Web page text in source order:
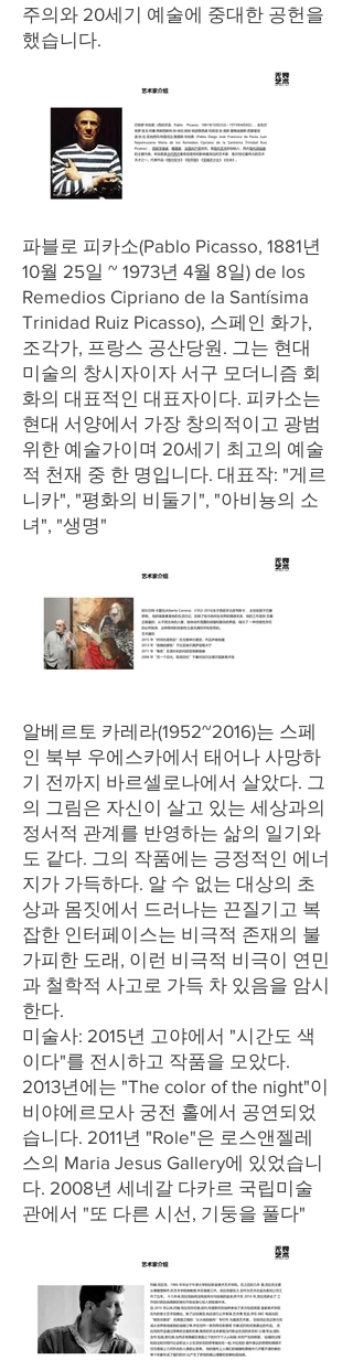
주의와 20세기 예술에 중대한 공헌을
했습니다.
파블로 피카소(Pablo Picasso, 1881년
10월 25일 ~ 1973년 4월 8일) de los
Remedios Cipriano de la Santísima
Trinidad Ruiz Picasso), 스페인 화가,
조각가, 프랑스 공산당원. 그는 현대
미술의 창시자이자 서구 모더니즘 회
화의 대표적인 대표자이다. 피카소는
현대 서양에서 가장 창의적이고 광범
위한 예술가이며 20세기 최고의 예술
적 천재 중 한 명입니다. 대표작: "게르
니카", "평화의 비둘기", "아비뇽의 소
녀", "생명"
알베르토 카레라(1952~2016)는 스페
인 북부 우에스카에서 태어나 사망하
기 전까지 바르셀로나에서 살았다. 그
의 그림은 자신이 살고 있는 세상과의
정서적 관계를 반영하는 삶의 일기와
도 같다. 그의 작품에는 긍정적인 에너
지가 가득하다. 알 수 없는 대상의 초
상과 몸짓에서 드러나는 끈질기고 복
잡한 인터페이스는 비극적 존재의 불
가피한 도래, 이런 비극적 비극이 연민
과 철학적 사고로 가득 차 있음을 암시
한다.
미술사: 2015년 고야에서 "시간도 색
이다"를 전시하고 작품을 모았다.
2013년에는 "The color of the night"이
비야에르모사 궁전 홀에서 공연되었
습니다. 2011년 "Role"은 로스앤젤레
스의 Maria Jesus Gallery에 있었습니
다. 2008년 세네갈 다카르 국립미술
관에서 "또 다른 시선, 기둥을 풀다"